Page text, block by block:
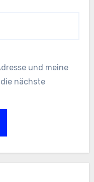
und meine
nächste